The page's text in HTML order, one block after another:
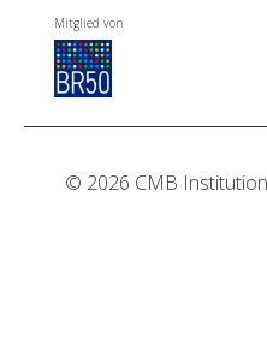
Mitglied von
© 2026 CMB Institution